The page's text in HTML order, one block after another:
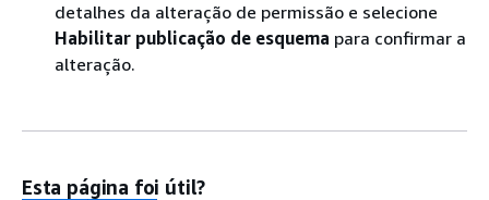
detalhes da alteração de permissão e selecione
Habilitar publicação de esquema para confirmar a
alteração.
Esta página foi útil?